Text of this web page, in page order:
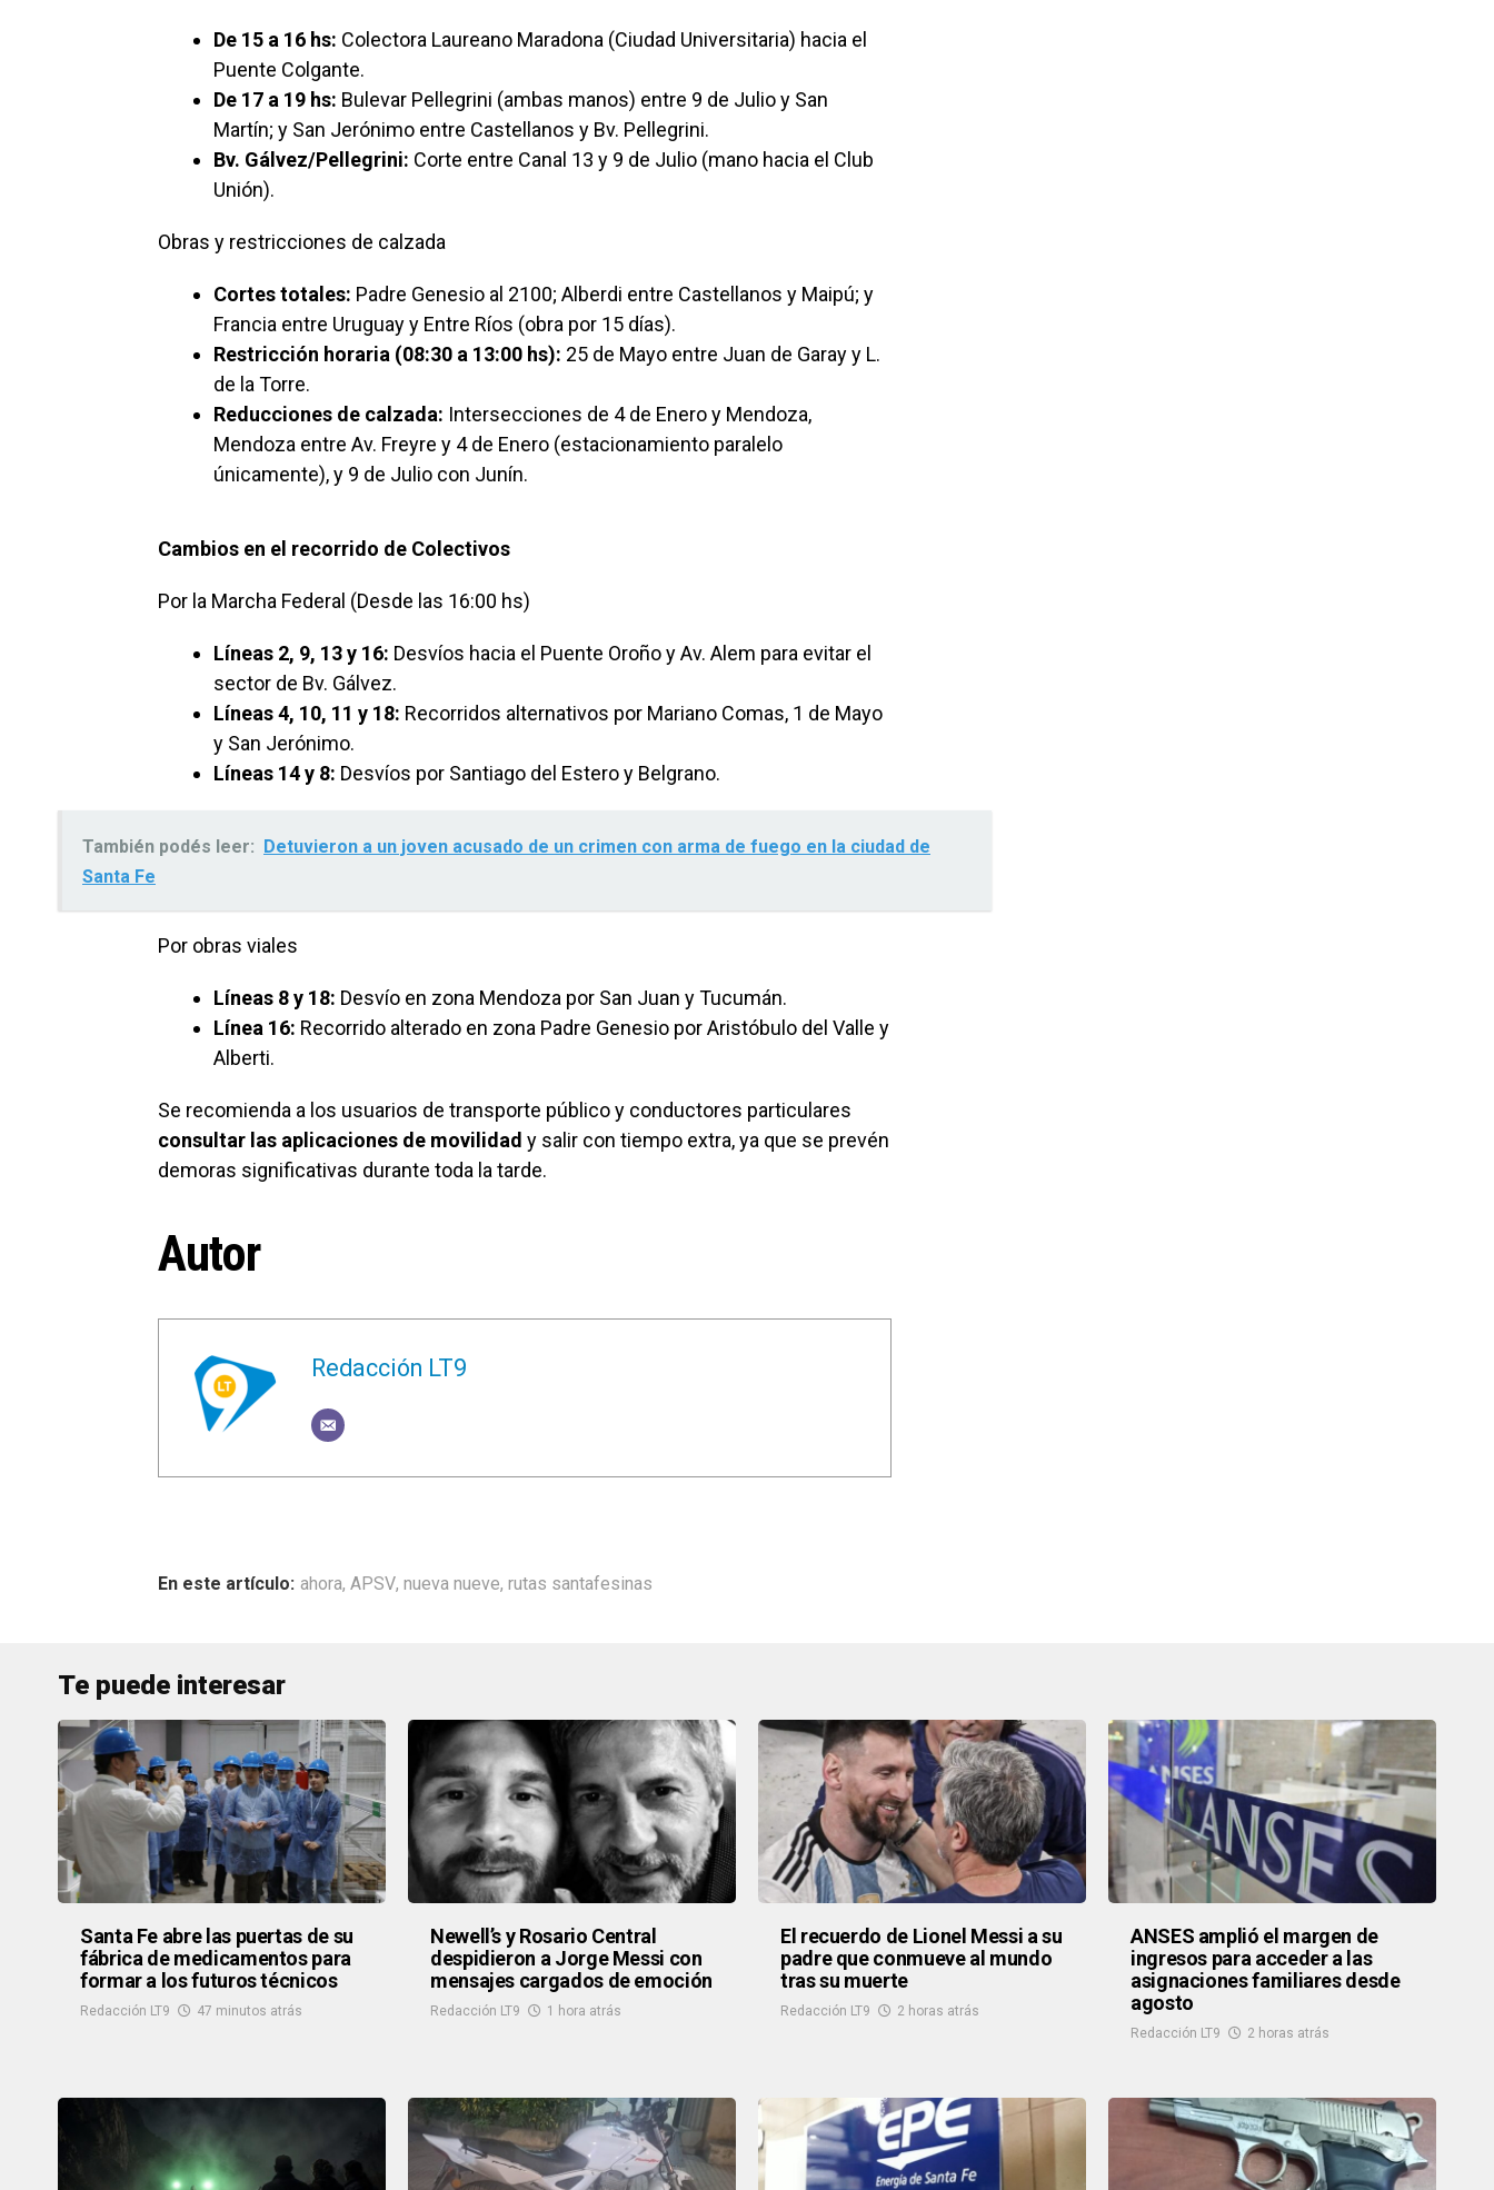
De 15 a 16 hs: Colectora Laureano Maradona (Ciudad Universitaria) hacia el
Puente Colgante.
De 17 a 19 hs: Bulevar Pellegrini (ambas manos) entre 9 de Julio y San
Martín; y San Jerónimo entre Castellanos y Bv. Pellegrini.
Bv. Gálvez/Pellegrini: Corte entre Canal 13 y 9 de Julio (mano hacia el Club
Unión).
Obras y restricciones de calzada
Cortes totales: Padre Genesio al 2100; Alberdi entre Castellanos y Maipú; y
Francia entre Uruguay y Entre Ríos (obra por 15 días).
Restricción horaria (08:30 a 13:00 hs): 25 de Mayo entre Juan de Garay y L.
de la Torre.
Reducciones de calzada: Intersecciones de 4 de Enero y Mendoza,
Mendoza entre Av. Freyre y 4 de Enero (estacionamiento paralelo
únicamente), y 9 de Julio con Junín.
Cambios en el recorrido de Colectivos
Por la Marcha Federal (Desde las 16:00 hs)
Líneas 2, 9, 13 y 16: Desvíos hacia el Puente Oroño y Av. Alem para evitar el
sector de Bv. Gálvez.
Líneas 4, 10, 11 y 18: Recorridos alternativos por Mariano Comas, 1 de Mayo
y San Jerónimo.
Líneas 14 y 8: Desvíos por Santiago del Estero y Belgrano.
También podés leer: Detuvieron a un joven acusado de un crimen con arma de fuego en la ciudad de
Santa Fe
Por obras viales
Líneas 8 y 18: Desvío en zona Mendoza por San Juan y Tucumán.
Línea 16: Recorrido alterado en zona Padre Genesio por Aristóbulo del Valle y
Alberti.
Se recomienda a los usuarios de transporte público y conductores particulares
consultar las aplicaciones de movilidad y salir con tiempo extra, ya que se prevén
demoras significativas durante toda la tarde.
Autor
Redacción LT9
ahora, APSV, nueva nueve, rutas santafesinas
Te puede interesar
Santa Fe abre las puertas de su
fábrica de medicamentos para
formar a los futuros técnicos
Redacción LT9 47 minutos atrás
Newell’s y Rosario Central
despidieron a Jorge Messi con
mensajes cargados de emoción
Redacción LT9 1 hora atrás
El recuerdo de Lionel Messi a su
padre que conmueve al mundo
tras su muerte
Redacción LT9 2 horas atrás
ANSES amplió el margen de
ingresos para acceder a las
asignaciones familiares desde
agosto
Redacción LT9 2 horas atrás